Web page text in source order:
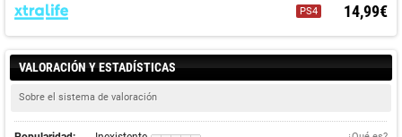
PS4 14,99€
VALORACIÓN Y ESTADÍSTICAS
Sobre el sistema de valoración